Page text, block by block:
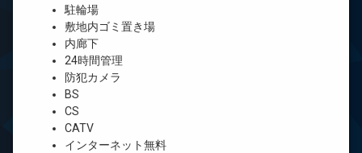
駐輪場
敷地内ゴミ置き場
内廊下
24時間管理
防犯カメラ
BS
CS
CATV
インターネット無料